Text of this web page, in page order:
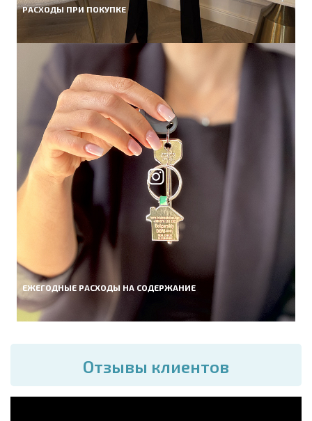
РАСХОДЫ ПРИ ПОКУПКЕ
ЕЖЕГОДНЫЕ РАСХОДЫ НА СОДЕРЖАНИЕ
Отзывы клиентов